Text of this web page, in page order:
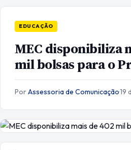
EDUCAÇÃO
MEC disponibiliza
mil bolsas para o
PorAssessoria de Comunicação·19